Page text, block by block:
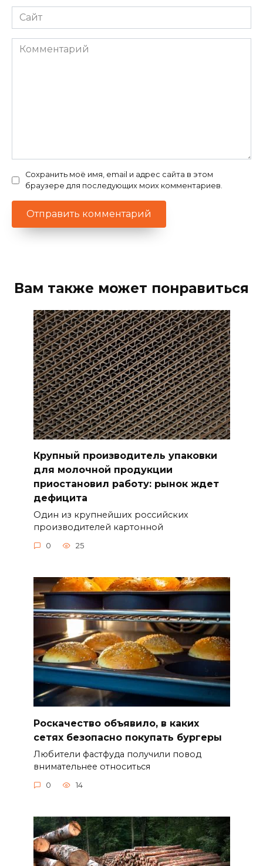
Сайт
Комментарий
Сохранить моё имя, email и адрес сайта в этом
браузере для последующих моих комментариев.
Вам также может понравиться
Крупный производитель упаковки
для молочной продукции
приостановил работу: рынок ждет
дефицита
Один из крупнейших российских
производителей картонной
0 25
Роскачество объявило, в каких
сетях безопасно покупать бургеры
Любители фастфуда получили повод
внимательнее относиться
0 14